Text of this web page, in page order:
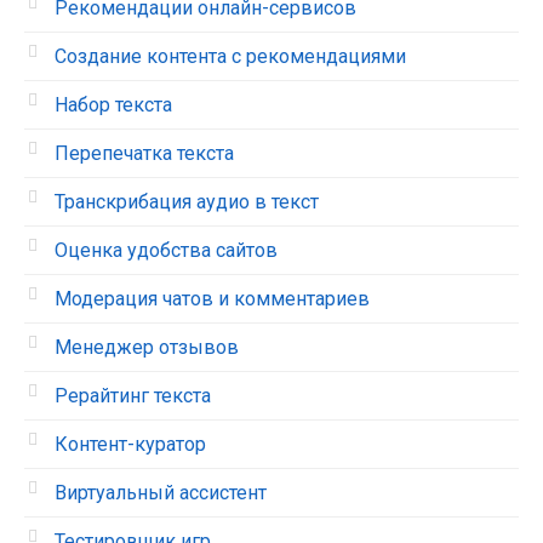
Рекомендации онлайн-сервисов
Создание контента с рекомендациями
Набор текста
Перепечатка текста
Транскрибация аудио в текст
Оценка удобства сайтов
Модерация чатов и комментариев
Менеджер отзывов
Рерайтинг текста
Контент-куратор
Виртуальный ассистент